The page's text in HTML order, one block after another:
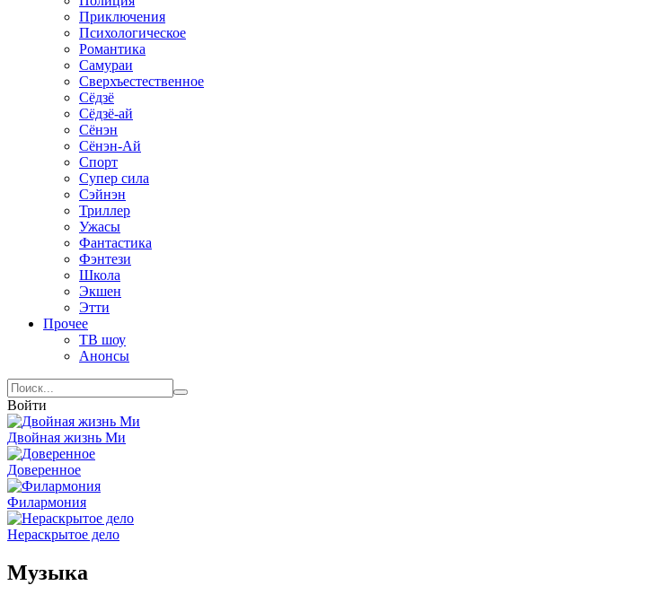
Приключения
Психологическое
Романтика
Самураи
Сверхъестественное
Сёдзё
Сёдзё-ай
Сёнэн
Сёнэн-Ай
Спорт
Супер сила
Сэйнэн
Триллер
Ужасы
Фантастика
Фэнтези
Школа
Экшен
Этти
Прочее
ТВ шоу
Анонсы
Войти
Двойная жизнь Ми
Доверенное
Филармония
Нераскрытое дело
Музыка